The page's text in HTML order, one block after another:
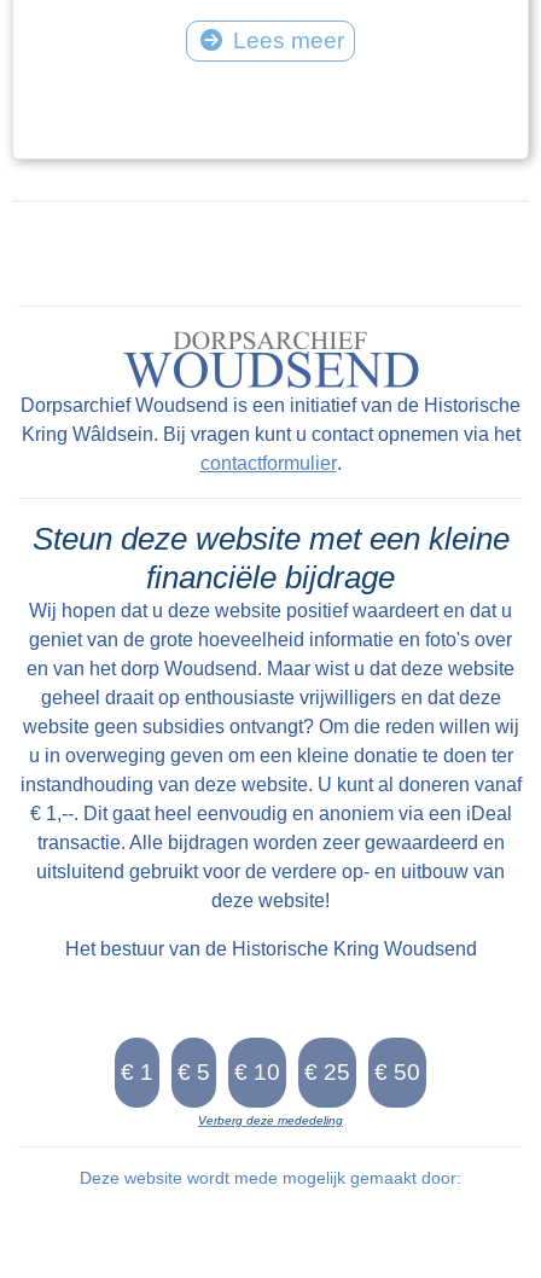
Lees meer
Dorpsarchief Woudsend is een initiatief van de Historische
Kring Wâldsein. Bij vragen kunt u contact opnemen via het
contactformulier.
Steun deze website met een kleine
financiële bijdrage
Wij hopen dat u deze website positief waardeert en dat u
geniet van de grote hoeveelheid informatie en foto's over
en van het dorp Woudsend. Maar wist u dat deze website
geheel draait op enthousiaste vrijwilligers en dat deze
website geen subsidies ontvangt? Om die reden willen wij
u in overweging geven om een kleine donatie te doen ter
instandhouding van deze website. U kunt al doneren vanaf
€ 1,--. Dit gaat heel eenvoudig en anoniem via een iDeal
transactie. Alle bijdragen worden zeer gewaardeerd en
uitsluitend gebruikt voor de verdere op- en uitbouw van
deze website!
Het bestuur van de Historische Kring Woudsend
Verberg deze mededeling
Deze website wordt mede mogelijk gemaakt door: